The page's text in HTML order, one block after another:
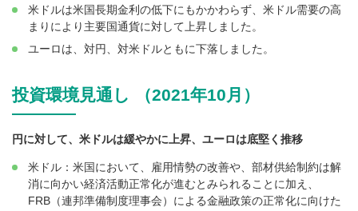
米ドルは米国長期金利の低下にもかかわらず、米ドル需要の高
まりにより主要国通貨に対して上昇しました。
ユーロは、対円、対米ドルともに下落しました。
投資環境見通し （2021年10月）
円に対して、米ドルは緩やかに上昇、ユーロは底堅く推移
米ドル：米国において、雇用情勢の改善や、部材供給制約は解
消に向かい経済活動正常化が進むとみられることに加え、
FRB（連邦準備制度理事会）による金融政策の正常化に向けた